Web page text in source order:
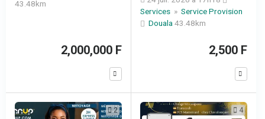
43.48km
2,000,000 F
Services » Service Provision
Douala 43.48km
2,500 F
2 4